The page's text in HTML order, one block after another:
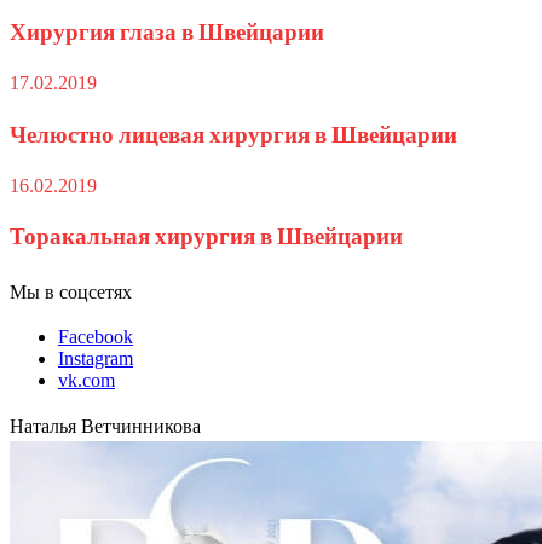
Хирургия глаза в Швейцарии
17.02.2019
Челюстно лицевая хирургия в Швейцарии
16.02.2019
Торакальная хирургия в Швейцарии
Мы в соцсетях
Facebook
Instagram
vk.com
Наталья Ветчинникова